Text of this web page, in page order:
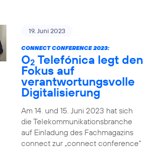
19. Juni 2023
CONNECT CONFERENCE 2023:
O2 Telefónica legt den
Fokus auf
verantwortungsvolle
Digitalisierung
Am 14. und 15. Juni 2023 hat sich
die Telekommunikationsbranche
auf Einladung des Fachmagazins
connect zur „connect conference“